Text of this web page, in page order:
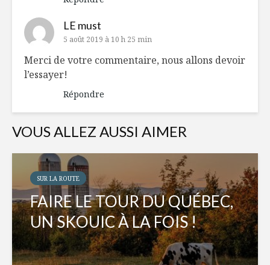
LE must
5 août 2019 à 10 h 25 min
Merci de votre commentaire, nous allons devoir
l’essayer!
Répondre
VOUS ALLEZ AUSSI AIMER
SUR LA ROUTE
FAIRE LE TOUR DU QUÉBEC,
UN SKOUIC À LA FOIS !